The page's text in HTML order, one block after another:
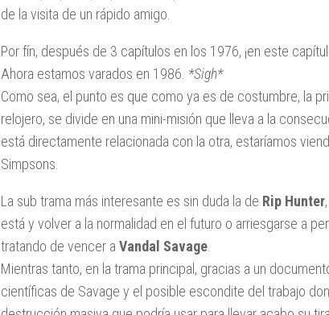
de la visita de un rápido amigo.
Por fín, después de 3 capítulos en los 1976, ¡en este
Ahora estamos varados en 1986. *Sigh*
Como sea, el punto es que como ya es de costumbre, la
relojero, se divide en una mini-misión que lleva a la
está directamente relacionada con la otra, estaríamos
Simpsons.
La sub trama más interesante es sin duda la de Rip Hunter
está y volver a la normalidad en el futuro o arriesgarse a
tratando de vencer a Vandal Savage
Mientras tanto, en la trama principal, gracias a un
científicas de Savage y el posible escondite del trabajo